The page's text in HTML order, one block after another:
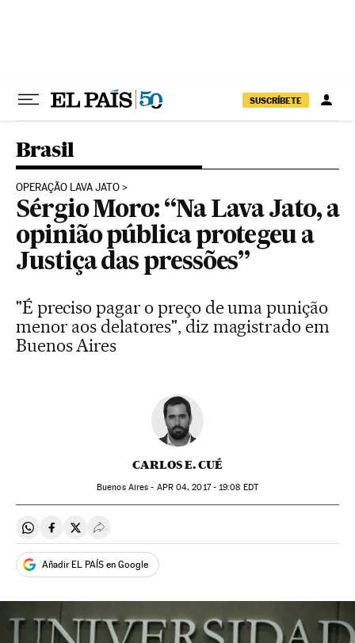
SUSCRÍBETE
Brasil
OPERAÇÃO LAVA JATO
Sérgio Moro: “Na Lava Jato, a
opinião pública protegeu a
Justiça das pressões”
"É preciso pagar o preço de uma punição
menor aos delatores", diz magistrado em
Buenos Aires
CARLOS E. CUÉ
Buenos Aires - APR04, 2017 - 19:08 EDT
Compartir en Whatsapp
Compartir en Facebook
Compartir en Twitter
Desplegar Redes Sociales
Añadir EL PAÍS en Google